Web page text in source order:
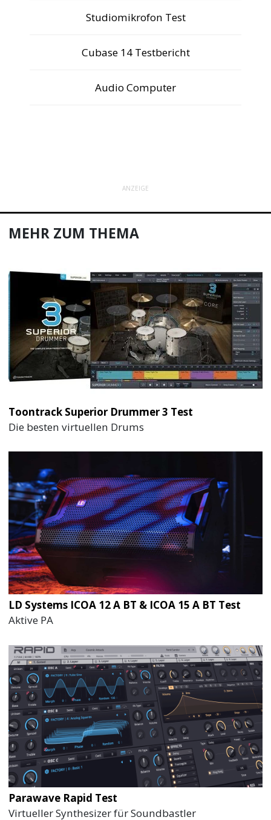
Studiomikrofon Test
Cubase 14 Testbericht
Audio Computer
ANZEIGE
MEHR ZUM THEMA
Toontrack Superior Drummer 3 Test
Die besten virtuellen Drums
LD Systems ICOA 12 A BT & ICOA 15 A BT Test
Aktive PA
Parawave Rapid Test
Virtueller Synthesizer für Soundbastler